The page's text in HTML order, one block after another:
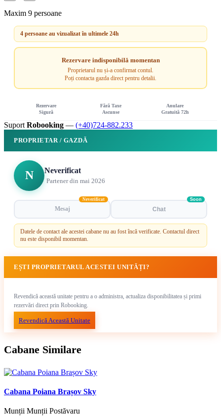
Maxim 9 persoane
4 persoane au vizualizat în ultimele 24h
Rezervare indisponibilă momentan
Proprietarul nu și-a confirmat contul.
Poți contacta gazda direct pentru detalii.
Rezervare
Sigură
Fără Taxe
Ascunse
Anulare
Gratuită 72h
Suport Robooking — (+40)724-882.233
PROPRIETAR / GAZDĂ
N Neverificat
Partener din mai 2026
Mesaj
Neverificat
Chat
Soon
Datele de contact ale acestei cabane nu au fost încă verificate. Contactul direct
nu este disponibil momentan.
EȘTI PROPRIETARUL ACESTEI UNITĂȚI?
Revendică această unitate pentru a o administra, actualiza disponibilitatea și primi
rezervări direct prin Robooking.
Revendică Această Unitate
Cabane Similare
Cabana Poiana Brașov Sky
Munții Munții Postăvaru